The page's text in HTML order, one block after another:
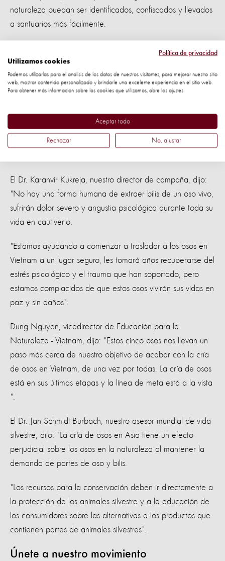
naturaleza puedan ser identificados, confiscados y llevados
a santuarios más fácilmente.
Estamos ayudando a comenzar a trasladar a los osos en
Vietnam a un lugar seguro, les tomará años recuperarse del
estamos contentos de que estos osos vivirán sus vidas en
Por fin libres
El Dr. Karanvir Kukreja, nuestro director de campaña, dijo:
"No hay una forma humana de extraer bilis de un oso vivo,
sufrirán dolor severo y angustia psicológica durante toda su
vida en cautiverio.
"Estamos ayudando a comenzar a trasladar a los osos en
Vietnam a un lugar seguro, les tomará años recuperarse del
estrés psicológico y el trauma que han soportado, pero
estamos complacidos de que estos osos vivirán sus vidas en
paz y sin daños".
Dung Nguyen, vicedirector de Educación para la
Naturaleza - Vietnam, dijo: "Estos cinco osos nos llevan un
paso más cerca de nuestro objetivo de acabar con la cría
de osos en Vietnam, de una vez por todas. La cría de osos
está en sus últimas etapas y la línea de meta está a la vista
".
El Dr. Jan Schmidt-Burbach, nuestro asesor mundial de vida
silvestre, dijo: "La cría de osos en Asia tiene un efecto
perjudicial sobre los osos en la naturaleza al mantener la
demanda de partes de oso y bilis.
"Los recursos para la conservación deben ir directamente a
la protección de los animales silvestre y a la educación de
los consumidores sobre las alternativas a los productos que
contienen partes de animales silvestres".
Únete a nuestro movimiento
Política de privacidad
Utilizamos cookies
Podemos utilizarlas para el análisis de los datos de nuestros visitantes, para mejorar nuestro sitio
web, mostrar contenido personalizado y brindarle una excelente experiencia en el sitio web.
Para obtener más información sobre las cookies que utilizamos, abre los ajustes.
Aceptar todo
Rechazar No, ajustar